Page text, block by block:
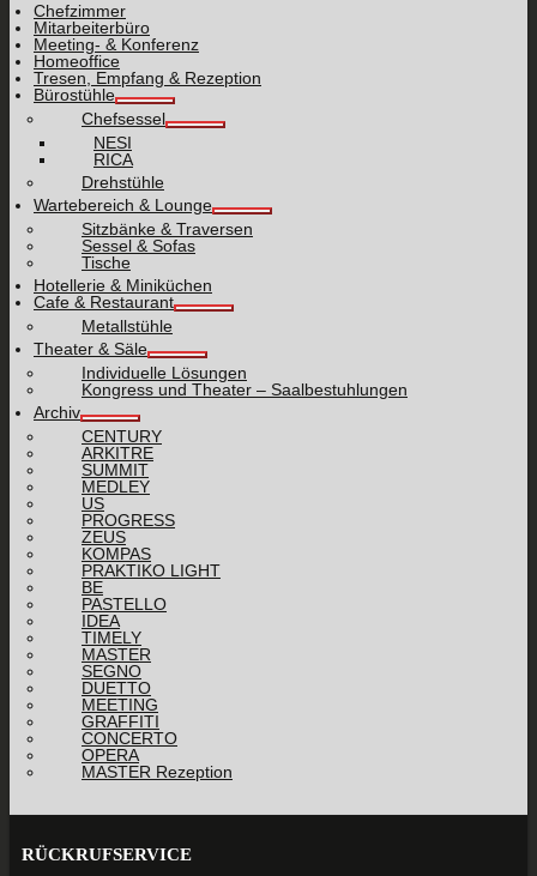
Chefzimmer
Mitarbeiterbüro
Meeting- & Konferenz
Homeoffice
Tresen, Empfang & Rezeption
Bürostühle
Chefsessel
NESI
RICA
Drehstühle
Wartebereich & Lounge
Sitzbänke & Traversen
Sessel & Sofas
Tische
Hotellerie & Miniküchen
Cafe & Restaurant
Metallstühle
Theater & Säle
Individuelle Lösungen
Kongress und Theater – Saalbestuhlungen
Archiv
CENTURY
ARKITRE
SUMMIT
MEDLEY
US
PROGRESS
ZEUS
KOMPAS
PRAKTIKO LIGHT
BE
PASTELLO
IDEA
TIMELY
MASTER
SEGNO
DUETTO
MEETING
GRAFFITI
CONCERTO
OPERA
MASTER Rezeption
RÜCKRUFSERVICE